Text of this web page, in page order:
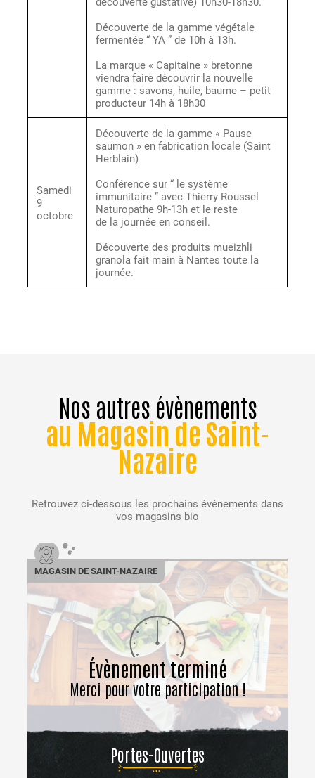
Découverte de la gamme végétale
fermentée “ YA ” de 10h à 13h.
La marque « Capitaine » bretonne
viendra faire découvrir la nouvelle
gamme : savons, huile, baume – petit
producteur 14h à 18h30
Samedi
9
octobre
Découverte de la gamme « Pause
saumon » en fabrication locale (Saint
Herblain)
Conférence sur “ le système
immunitaire ” avec Thierry Roussel
Naturopathe 9h-13h et le reste
de la journée en conseil.
Découverte des produits mueizhli
granola fait main à Nantes toute la
journée.
Nos autres évènements
au Magasin de Saint-
Nazaire
Retrouvez ci-dessous les prochains événements dans
vos magasins bio
Évènement terminé
Merci pour votre participation !
MAGASIN DE SAINT-NAZAIRE
Portes-Ouvertes